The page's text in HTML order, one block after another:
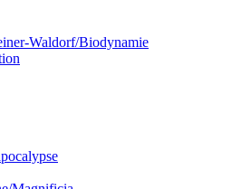
Waldorf/Biodynamie